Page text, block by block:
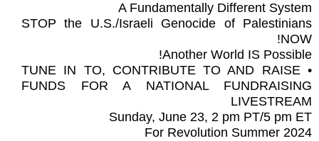
A Fundamentally Different System
STOP the U.S./Israeli Genocide of Palestinians
NOW!
Another World IS Possible!
• TUNE IN TO, CONTRIBUTE TO AND RAISE
FUNDS FOR A NATIONAL FUNDRAISING
LIVESTREAM
Sunday, June 23, 2 pm PT/5 pm ET
For Revolution Summer 2024